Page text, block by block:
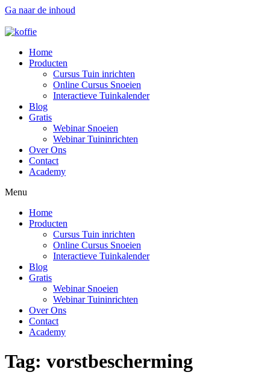
Ga naar de inhoud
Home
Producten
Cursus Tuin inrichten
Online Cursus Snoeien
Interactieve Tuinkalender
Blog
Gratis
Webinar Snoeien
Webinar Tuininrichten
Over Ons
Contact
Academy
Menu
Home
Producten
Cursus Tuin inrichten
Online Cursus Snoeien
Interactieve Tuinkalender
Blog
Gratis
Webinar Snoeien
Webinar Tuininrichten
Over Ons
Contact
Academy
Tag: vorstbescherming